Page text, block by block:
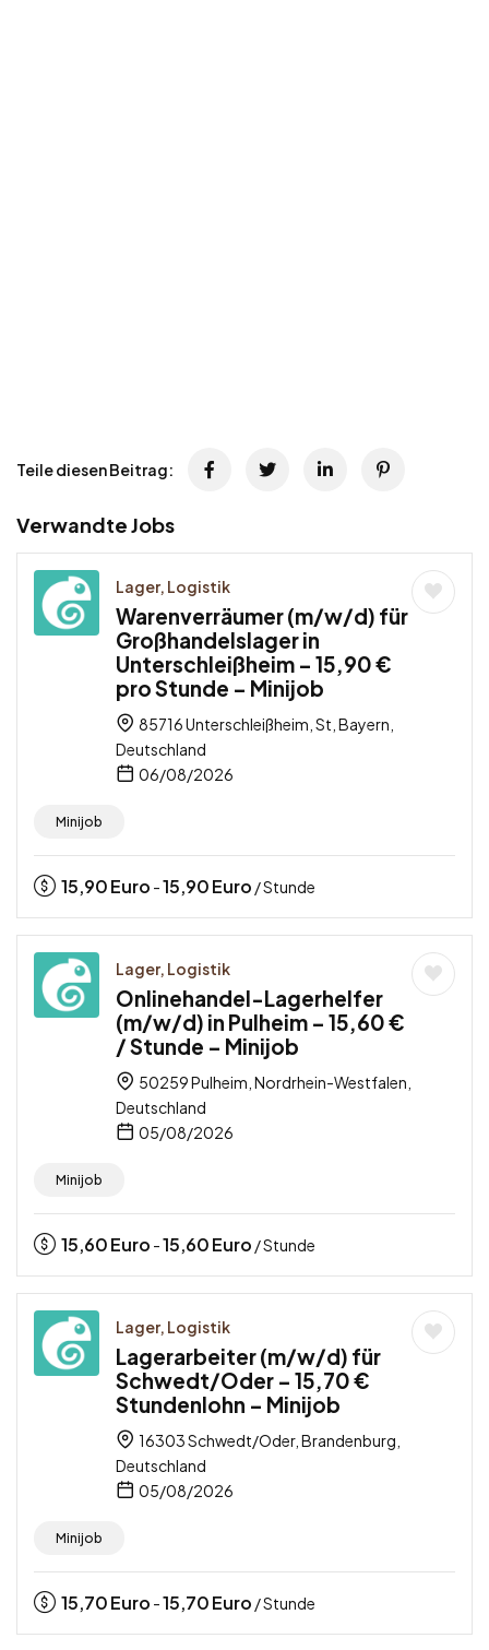
Teile diesen Beitrag:
Verwandte Jobs
Lager, Logistik
Warenverräumer (m/w/d) für
Großhandelslager in
Unterschleißheim – 15,90 €
pro Stunde – Minijob
85716 Unterschleißheim, St, Bayern,
Deutschland
06/08/2026
Minijob
15,90Euro -15,90Euro / Stunde
Lager, Logistik
Onlinehandel-Lagerhelfer
(m/w/d) in Pulheim – 15,60 €
/ Stunde – Minijob
50259 Pulheim, Nordrhein-Westfalen,
Deutschland
05/08/2026
Minijob
15,60Euro -15,60Euro / Stunde
Lager, Logistik
Lagerarbeiter (m/w/d) für
Schwedt/Oder – 15,70 €
Stundenlohn – Minijob
16303 Schwedt/Oder, Brandenburg,
Deutschland
05/08/2026
Minijob
15,70Euro -15,70Euro / Stunde